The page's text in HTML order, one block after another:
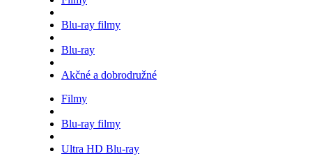
Blu-ray filmy
Blu-ray
Akčné a dobrodružné
Filmy
Blu-ray filmy
Ultra HD Blu-ray